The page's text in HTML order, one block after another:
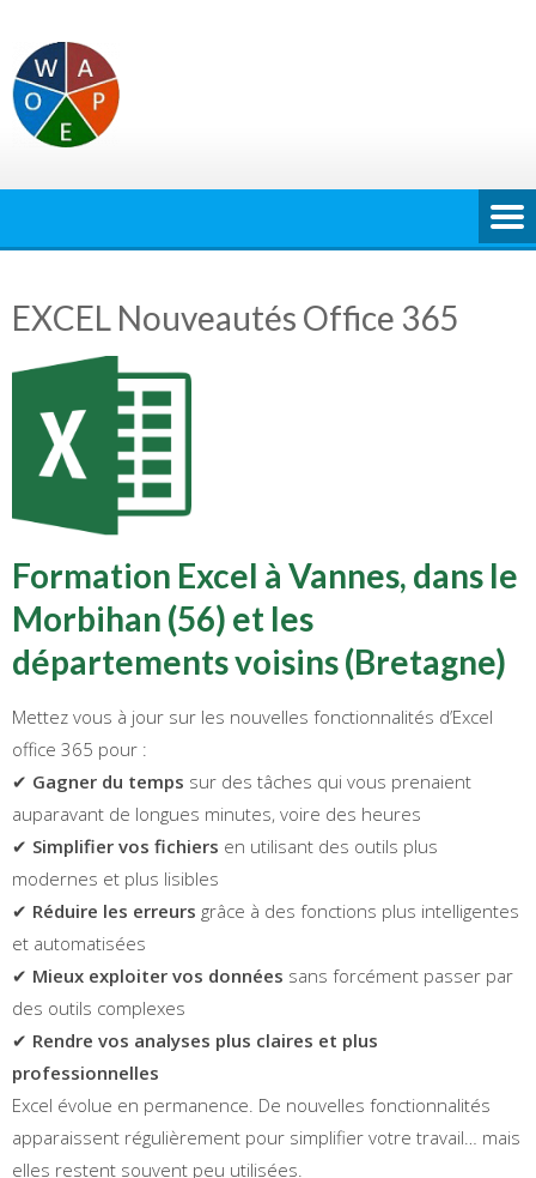
content
EXCEL Nouveautés Office 365
Formation Excel à Vannes, dans le
Morbihan (56) et les
départements voisins (Bretagne)
Mettez vous à jour sur les nouvelles fonctionnalités d’Excel
office 365 pour :
✔ Gagner du temps sur des tâches qui vous prenaient
auparavant de longues minutes, voire des heures
✔ Simplifier vos fichiers en utilisant des outils plus
modernes et plus lisibles
✔ Réduire les erreurs grâce à des fonctions plus intelligentes
et automatisées
✔ Mieux exploiter vos données sans forcément passer par
des outils complexes
✔ Rendre vos analyses plus claires et plus
professionnelles
Excel évolue en permanence. De nouvelles fonctionnalités
apparaissent régulièrement pour simplifier votre travail… mais
elles restent souvent peu utilisées.